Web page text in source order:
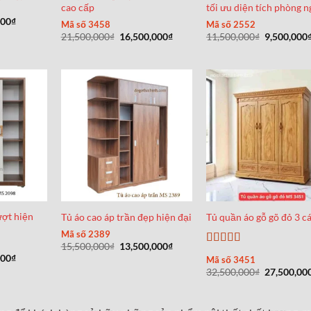
₫Giá
cao cấp
Mã số 3458
21,500,000₫ Giá
gốc
16,500,000₫Giá
16,500,000₫.
tối ưu diện tích phòng
Mã số 2552
11,500,000₫ Giá
gốc
9,500,000
hiện
₫Giá
Tủ áo cao áp trần đẹp hiện đại
Mã số 2389
15,500,000₫ Giá
gốc
13,500,000₫Giá
Tủ quần áo gỗ gõ đỏ 3
Được xếp
hạng55 sao
Mã số 3451
32,500,000₫ Giá
gốc